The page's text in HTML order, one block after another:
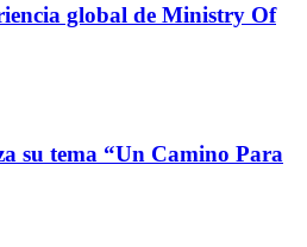
global de Ministry Of
su tema “Un Camino Para